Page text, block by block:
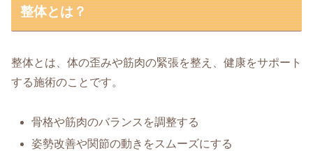
整体とは？
整体とは、体の歪みや筋肉の緊張を整え、健康をサポート
する施術のことです。
骨格や筋肉のバランスを調整する
姿勢改善や関節の動きをスムーズにする